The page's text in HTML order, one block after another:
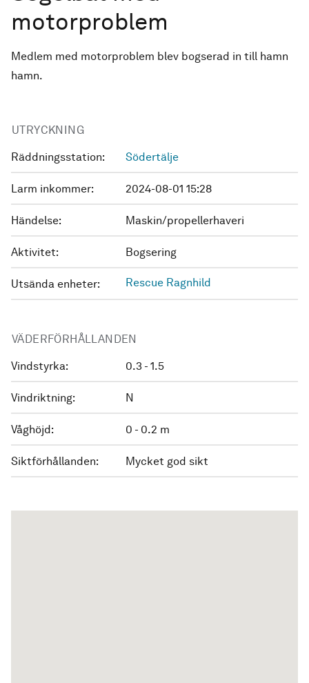
motorproblem
Medlem med motorproblem blev bogserad in till hamn
hamn.
UTRYCKNING
Räddningsstation: Södertälje
Larm inkommer: 2024-08-01 15:28
Händelse: Maskin/propellerhaveri
Aktivitet: Bogsering
Utsända enheter: Rescue Ragnhild
VÄDERFÖRHÅLLANDEN
Vindstyrka: 0.3 - 1.5
Vindriktning: N
Våghöjd: 0 - 0.2 m
Siktförhållanden: Mycket god sikt